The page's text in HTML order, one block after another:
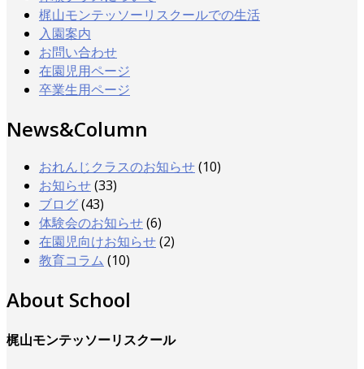
梶山モンテッソーリスクールでの生活
入園案内
お問い合わせ
在園児用ページ
卒業生用ページ
News&Column
おれんじクラスのお知らせ(10)
お知らせ(33)
ブログ(43)
体験会のお知らせ(6)
在園児向けお知らせ(2)
教育コラム (10)
About School
梶山モンテッソーリスクール